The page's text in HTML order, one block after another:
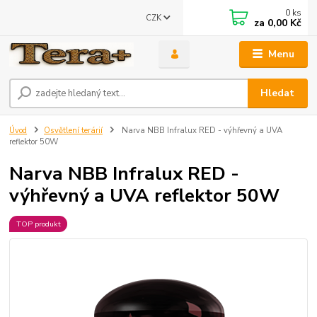
Menu
CZK
Hledat
0 ks
za 0,00 Kč
Úvod Osvětlení terárií
Narva NBB Infralux RED - výhřevný a UVA
reflektor 50W
Narva NBB Infralux RED -
výhřevný a UVA reflektor 50W
TOP produkt